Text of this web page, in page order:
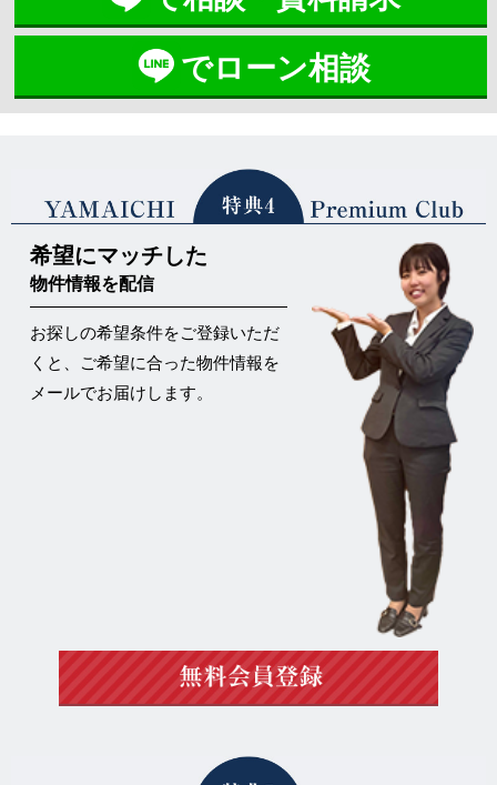
でローン相談
希望にマッチした
物件情報を配信
お探しの希望条件をご登録いただ
くと、ご希望に合った物件情報を
メールでお届けします。